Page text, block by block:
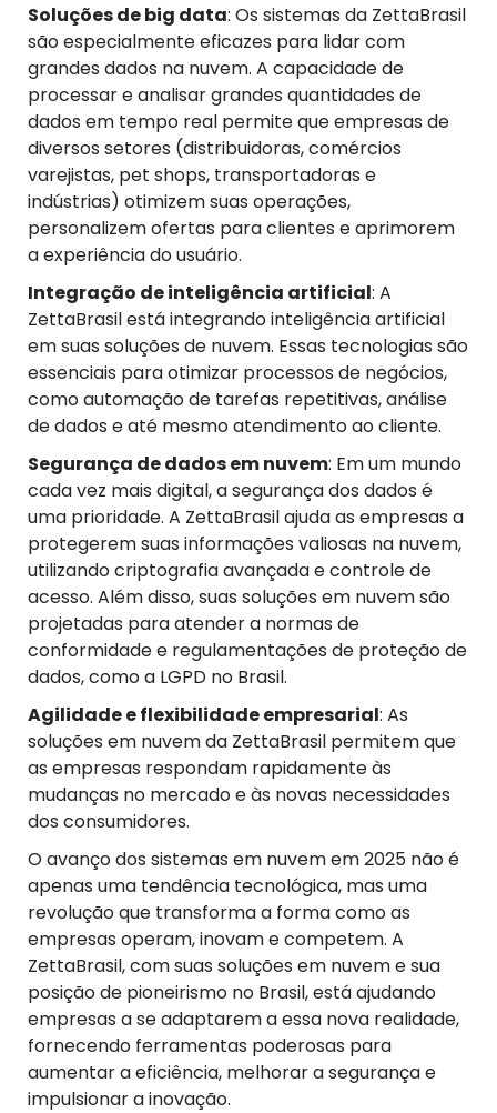
Soluções debig data: Os sistemas da ZettaBrasil
são especialmente eficazes para lidar com
grandes dados na nuvem. A capacidade de
processar e analisar grandes quantidades de
dados em tempo real permite que empresas de
diversos setores (distribuidoras, comércios
varejistas, pet shops, transportadoras e
indústrias) otimizem suas operações,
personalizem ofertas para clientes e aprimorem
a experiência do usuário.
Integração deinteligência artificial: A
ZettaBrasil está integrando inteligência artificial
em suas soluções de nuvem. Essas tecnologias são
essenciais para otimizar processos de negócios,
como automação de tarefas repetitivas, análise
de dados e até mesmo atendimento ao cliente.
Segurança dedados emnuvem: Em um mundo
cada vez mais digital, a segurança dos dados é
uma prioridade. A ZettaBrasil ajuda as empresas a
protegerem suas informações valiosas na nuvem,
utilizando criptografia avançada e controle de
acesso. Além disso, suas soluções em nuvem são
projetadas para atender a normas de
conformidade e regulamentações de proteção de
dados, como a LGPD no Brasil.
Agilidade eflexibilidadeempresarial: As
soluções em nuvem da ZettaBrasil permitem que
as empresas respondam rapidamente às
mudanças no mercado e às novas necessidades
dos consumidores.
O avanço dos sistemas em nuvem em 2025 não é
apenas uma tendência tecnológica, mas uma
revolução que transforma a forma como as
empresas operam, inovam e competem. A
ZettaBrasil, com suas soluções em nuvem e sua
posição de pioneirismo no Brasil, está ajudando
empresas a se adaptarem a essa nova realidade,
fornecendo ferramentas poderosas para
aumentar a eficiência, melhorar a segurança e
impulsionar a inovação.